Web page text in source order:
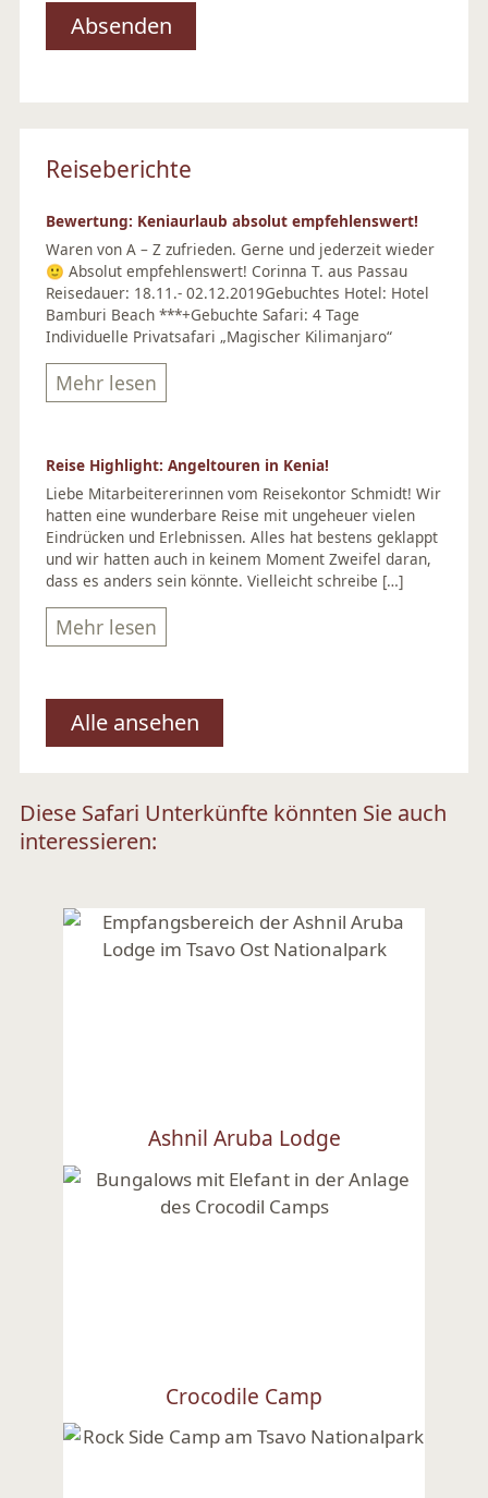
Reiseberichte
Bewertung: Keniaurlaub absolut empfehlenswert!
Waren von A – Z zufrieden. Gerne und jederzeit wieder
🙂 Absolut empfehlenswert! Corinna T. aus Passau
Reisedauer: 18.11.- 02.12.2019Gebuchtes Hotel: Hotel
Bamburi Beach ***+Gebuchte Safari: 4 Tage
Individuelle Privatsafari „Magischer Kilimanjaro“
Mehr lesen
Reise Highlight: Angeltouren in Kenia!
Liebe Mitarbeitererinnen vom Reisekontor Schmidt! Wir
hatten eine wunderbare Reise mit ungeheuer vielen
Eindrücken und Erlebnissen. Alles hat bestens geklappt
und wir hatten auch in keinem Moment Zweifel daran,
dass es anders sein könnte. Vielleicht schreibe […]
Mehr lesen
Alle ansehen
Diese Safari Unterkünfte könnten Sie auch
interessieren:
Ashnil Aruba Lodge
Ansehen
Crocodile Camp
Ansehen